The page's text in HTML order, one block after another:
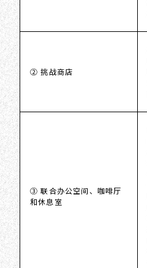
② 挑战商店
③ 联合办公空间、咖啡厅
和休息室